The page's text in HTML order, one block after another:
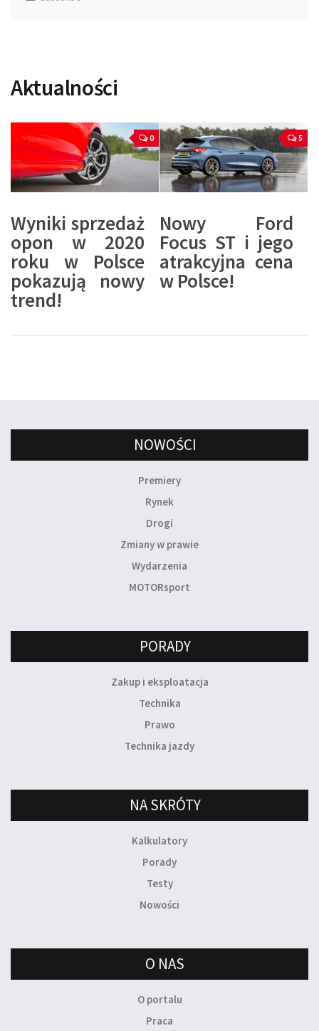
Aktualności
0
Wyniki sprzedaż
opon w 2020
roku w Polsce
pokazują nowy
trend!
5
Nowy Ford
Focus ST i jego
atrakcyjna cena
w Polsce!
NOWOŚCI
Premiery
Rynek
Drogi
Zmiany w prawie
Wydarzenia
MOTORsport
PORADY
Zakup i eksploatacja
Technika
Prawo
Technika jazdy
NA SKRÓTY
Kalkulatory
Porady
Testy
Nowości
O NAS
O portalu
Praca